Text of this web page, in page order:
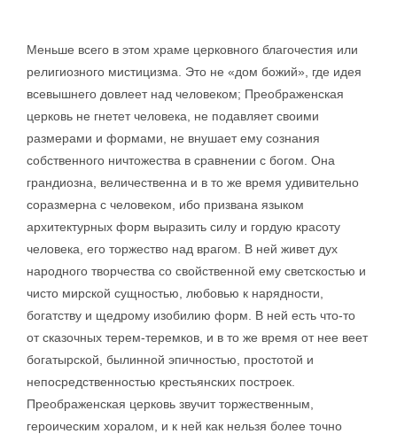
Меньше всего в этом храме церковного благочестия или
религиозного мистицизма. Это не «дом божий», где идея
всевышнего довлеет над человеком; Преображенская
церковь не гнетет человека, не подавляет своими
размерами и формами, не внушает ему сознания
собственного ничтожества в сравнении с богом. Она
грандиозна, величественна и в то же время удивительно
соразмерна с человеком, ибо призвана языком
архитектурных форм выразить силу и гордую красоту
человека, его торжество над врагом. В ней живет дух
народного творчества со свойственной ему светскостью и
чисто мирской сущностью, любовью к нарядности,
богатству и щедрому изобилию форм. В ней есть что-то
от сказочных терем-теремков, и в то же время от нее веет
богатырской, былинной эпичностью, простотой и
непосредственностью крестьянских построек.
Преображенская церковь звучит торжественным,
героическим хоралом, и к ней как нельзя более точно